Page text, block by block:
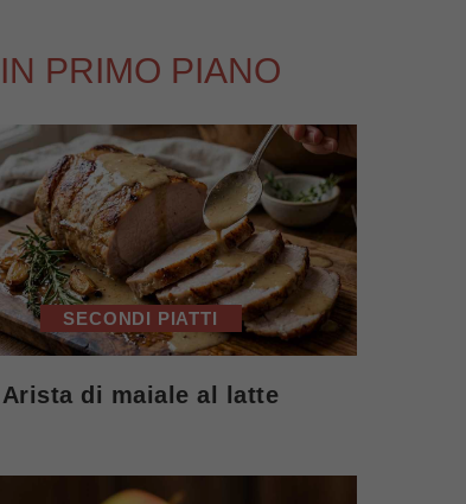
IN PRIMO PIANO
SECONDI PIATTI
Arista di maiale al latte